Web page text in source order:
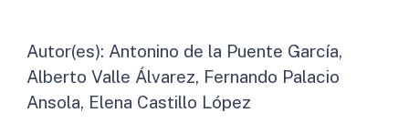
Autor(es): Antonino de la Puente García,
Alberto Valle Álvarez, Fernando Palacio
Ansola, Elena Castillo López